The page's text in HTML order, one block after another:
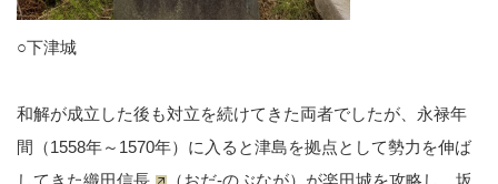
○下津城
和解が成立した後も対立を続けてきた両者でしたが、永禄年
間（1558年～1570年）に入ると津島を拠点として勢力を伸ば
してきた織田信長 （おだ-のぶなが）が楽田城を攻略し、 坂